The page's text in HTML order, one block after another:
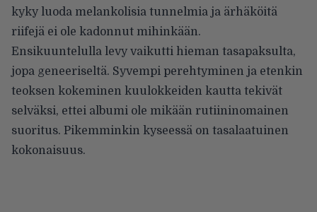
kyky luoda melankolisia tunnelmia ja ärhäköitä
riifejä ei ole kadonnut mihinkään.
Ensikuuntelulla levy vaikutti hieman tasapaksulta,
jopa geneeriseltä. Syvempi perehtyminen ja etenkin
teoksen kokeminen kuulokkeiden kautta tekivät
selväksi, ettei albumi ole mikään rutiininomainen
suoritus. Pikemminkin kyseessä on tasalaatuinen
kokonaisuus.